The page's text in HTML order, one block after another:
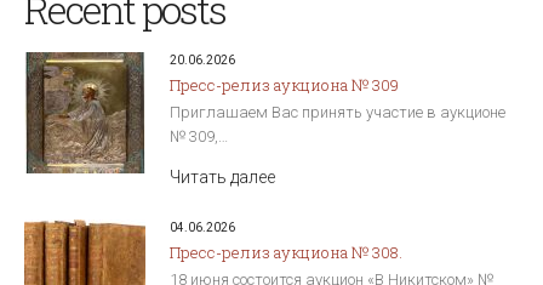
20.06.2026
Пресс-релиз аукциона № 309
Приглашаем Вас принять участие в аукционе
№ 309,…
Читать далее
04.06.2026
Пресс-релиз аукциона № 308.
18 июня состоится аукцион «В Никитском» №